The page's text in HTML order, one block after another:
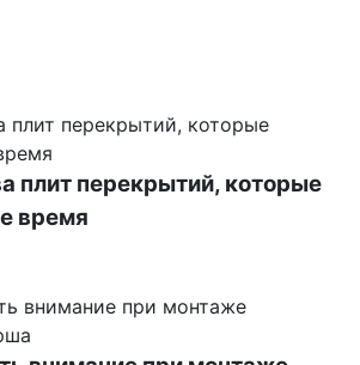
плит перекрытий, которые
время